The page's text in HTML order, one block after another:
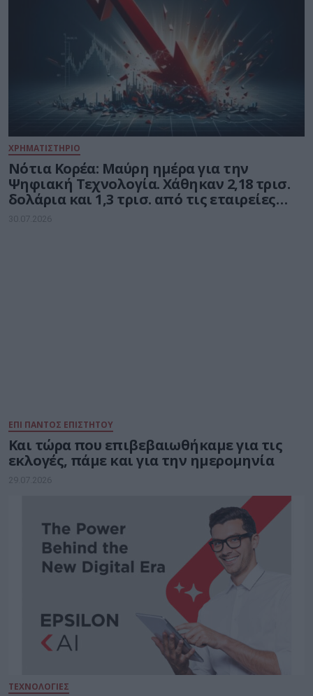
ΧΡΗΜΑΤΙΣΤΗΡΙΟ
Νότια Κορέα: Μαύρη ημέρα για την
Ψηφιακή Τεχνολογία. Χάθηκαν 2,18 τρισ.
δολάρια και 1,3 τρισ. από τις εταιρείες
ημιαγωγών
30.07.2026
ΕΠΙ ΠΑΝΤΟΣ ΕΠΙΣΤΗΤΟΥ
Και τώρα που επιβεβαιωθήκαμε για τις
εκλογές, πάμε και για την ημερομηνία
29.07.2026
ΤΕΧΝΟΛΟΓΙΕΣ